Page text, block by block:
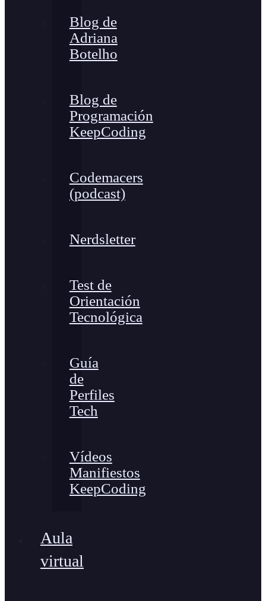
Blog de
Adriana
Botelho
Blog de
Programación
KeepCoding
Codemacers
(podcast)
Nerdsletter
Test de
Orientación
Tecnológica
Guía
de
Perfiles
Tech
Vídeos
Manifiestos
KeepCoding
Aula
virtual